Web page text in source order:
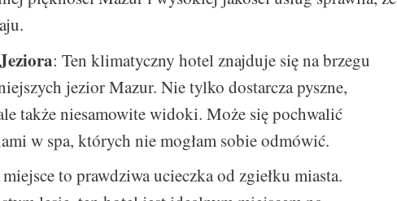
: Ten klimatyczny hotel znajduje się na brzegu
jezior Mazur. Nie tylko dostarcza pyszne,
także niesamowite widoki. Może się pochwalić
w spa, których nie mogłam sobie odmówić.
to prawdziwa ucieczka od zgiełku miasta.